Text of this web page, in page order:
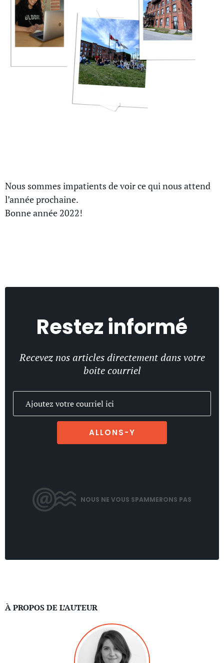
Nous sommes impatients de voir ce qui nous attend
l’année prochaine.
Bonne année 2022!
Restez informé
Recevez nos articles directement dans votre
boite courriel
ALLONS-Y
NOUS NE VOUS SPAMMERONS PAS
À PROPOS DE L’AUTEUR